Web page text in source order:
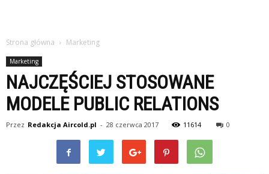
Strona główna Marketing
Marketing
NAJCZĘŚCIEJ STOSOWANE
MODELE PUBLIC RELATIONS
Przez Redakcja Aircold.pl - 28 czerwca 2017 11614 0